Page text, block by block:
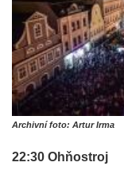
Archivní foto: Artur Irma
22:30 Ohňostroj